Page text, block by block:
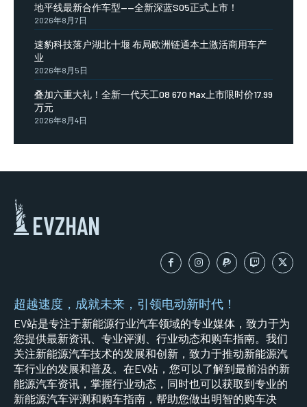
地平线最新合作车型——全新深蓝S05正式上市！
2026年8月7日
速豹科技落户湖北十堰 布局欧洲链通本土激活商用车产
业
2026年8月5日
叠加六重大礼！全新一代天工08 670 Max上市限时价17.99
万元
2026年8月4日
EVZHAN
超越速度，成就未来，引领电动新时代！
EV站是专注于新能源行业汽车领域的专业媒体，致力于为
您提供最新资讯、专业评测、行业动态和购车指南。我们
关注新能源汽车技术的发展和创新，致力于推动新能源汽
车行业的发展和普及。在EV站，您可以了解到最前沿的新
能源汽车资讯，掌握行业动态，同时也可以获取到专业的
新能源汽车评测和购车指南，帮助您做出明智的购车决